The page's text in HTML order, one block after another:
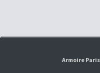
Armoire